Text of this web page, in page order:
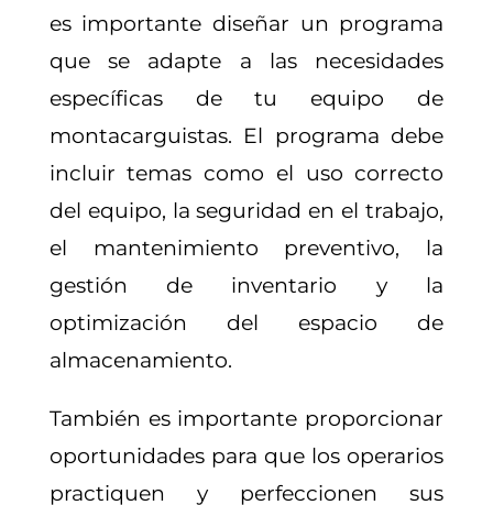
es importante diseñar un programa
que se adapte a las necesidades
específicas de tu equipo de
montacarguistas. El programa debe
incluir temas como el uso correcto
del equipo, la seguridad en el trabajo,
el mantenimiento preventivo, la
gestión de inventario y la
optimización del espacio de
almacenamiento.
También es importante proporcionar
oportunidades para que los operarios
practiquen y perfeccionen sus